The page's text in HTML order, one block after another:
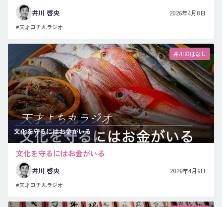
井川 啓央 2026年4月8日
#天才ヨチ丸ラジオ
井川のはなし
文化を守るにはお金がいる
文化を守るにはお金がいる
井川 啓央 2026年4月6日
#天才ヨチ丸ラジオ